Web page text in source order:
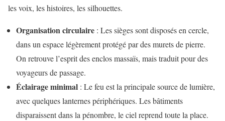
les voix, les histoires, les silhouettes.
Organisation circulaire : Les sièges sont disposés en cercle,
dans un espace légèrement protégé par des murets de pierre.
On retrouve l’esprit des enclos massaïs, mais traduit pour des
voyageurs de passage.
Éclairage minimal : Le feu est la principale source de lumière,
avec quelques lanternes périphériques. Les bâtiments
disparaissent dans la pénombre, le ciel reprend toute la place.